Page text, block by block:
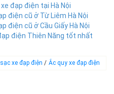
đạp điện tại Hà Nội
điện cũ ở Từ Liêm Hà Nội
điện cũ ở Cầu Giấy Hà Nội
điện Thiên Năng tốt nhất
sạc xe đạp điện / Ắc quy xe đạp điện